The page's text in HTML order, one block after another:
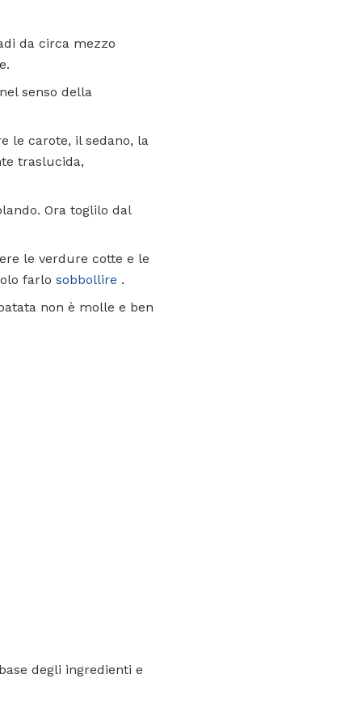
da circa mezzo
senso della
le carote, il sedano, la
traslucida,
Ora toglilo dal
le verdure cotte e le
farlo sobbollire .
non è molle e ben
degli ingredienti e